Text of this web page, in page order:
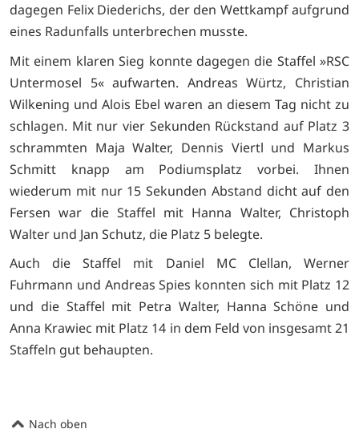
dagegen Felix Diederichs, der den Wettkampf aufgrund
eines Radunfalls unterbrechen musste.
Mit einem klaren Sieg konnte dagegen die Staffel »RSC
Untermosel 5« aufwarten. Andreas Würtz, Christian
Wilkening und Alois Ebel waren an diesem Tag nicht zu
schlagen. Mit nur vier Sekunden Rückstand auf Platz 3
schrammten Maja Walter, Dennis Viertl und Markus
Schmitt knapp am Podiumsplatz vorbei. Ihnen
wiederum mit nur 15 Sekunden Abstand dicht auf den
Fersen war die Staffel mit Hanna Walter, Christoph
Walter und Jan Schutz, die Platz 5 belegte.
Auch die Staffel mit Daniel MC Clellan, Werner
Fuhrmann und Andreas Spies konnten sich mit Platz 12
und die Staffel mit Petra Walter, Hanna Schöne und
Anna Krawiec mit Platz 14 in dem Feld von insgesamt 21
Staffeln gut behaupten.
Nach oben